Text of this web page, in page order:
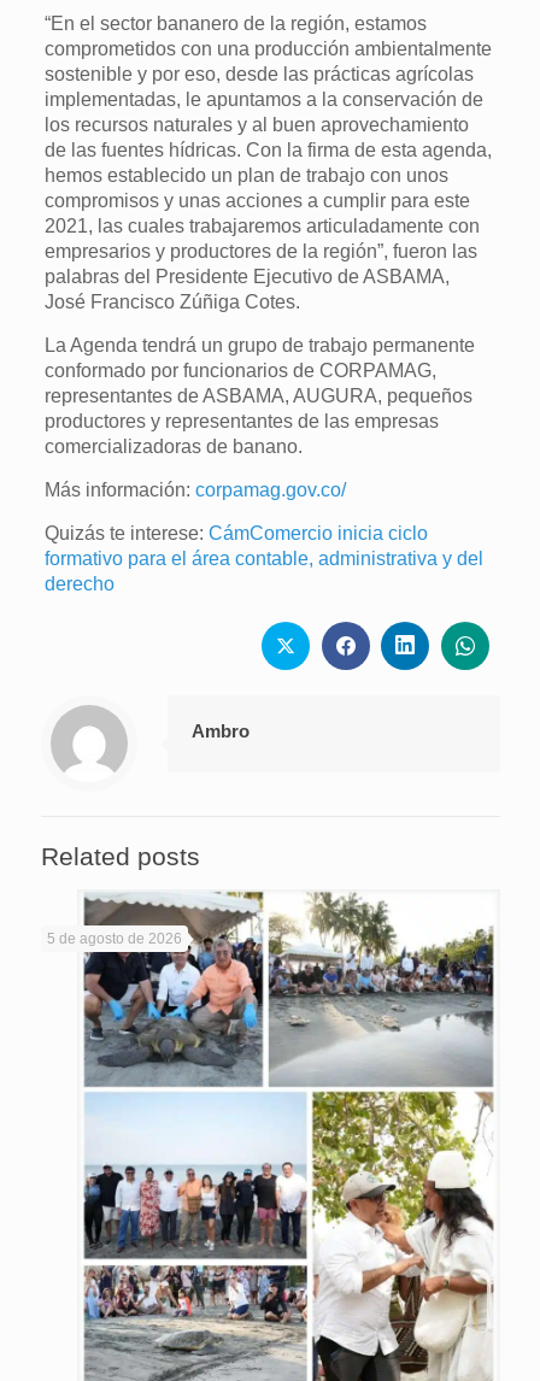
“En el sector bananero de la región, estamos
comprometidos con una producción ambientalmente
sostenible y por eso, desde las prácticas agrícolas
implementadas, le apuntamos a la conservación de
los recursos naturales y al buen aprovechamiento
de las fuentes hídricas. Con la firma de esta agenda,
hemos establecido un plan de trabajo con unos
compromisos y unas acciones a cumplir para este
2021, las cuales trabajaremos articuladamente con
empresarios y productores de la región”, fueron las
palabras del Presidente Ejecutivo de ASBAMA,
José Francisco Zúñiga Cotes.
La Agenda tendrá un grupo de trabajo permanente
conformado por funcionarios de CORPAMAG,
representantes de ASBAMA, AUGURA, pequeños
productores y representantes de las empresas
comercializadoras de banano.
Más información:corpamag.gov.co/
Quizás te interese:CámComercio inicia ciclo
formativo para el área contable, administrativa y del
derecho
Ambro
Related posts
5 de agosto de 2026